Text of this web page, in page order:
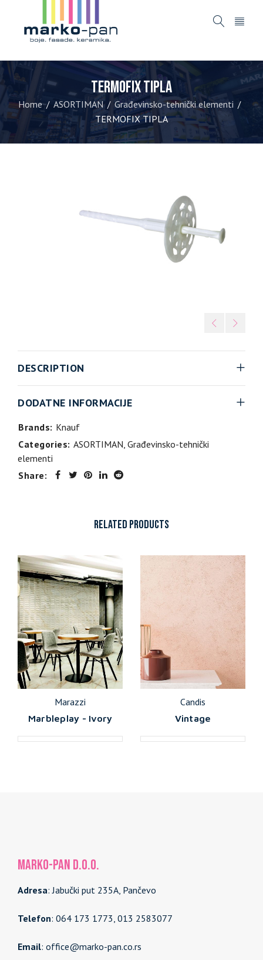
TERMOFIX TIPLA
Home / ASORTIMAN / Građevinsko-tehnički elementi /
TERMOFIX TIPLA
DESCRIPTION
DODATNE INFORMACIJE
Brands: Knauf
Categories: ASORTIMAN, Građevinsko-tehnički
elementi
Share:
RELATED PRODUCTS
Marazzi
Marbleplay - Ivory
Candis
Vintage
MARKO-PAN d.o.o.
Adresa: Jabučki put 235A, Pančevo
Telefon: 064 173 1773, 013 2583077
Email: office@marko-pan.co.rs